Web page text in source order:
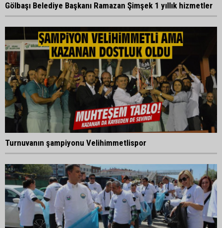
Gölbaşı Belediye Başkanı Ramazan Şimşek 1 yıllık hizmetler
Turnuvanın şampiyonu Velihimmetlispor